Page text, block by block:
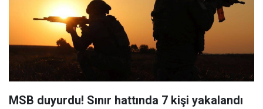
MSB duyurdu! Sınır hattında 7 kişi yakalandı